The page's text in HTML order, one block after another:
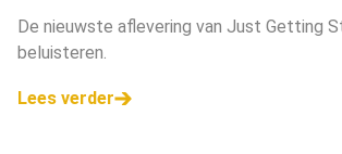
De nieuwste aflevering van Just Getting
beluisteren.
Lees verder